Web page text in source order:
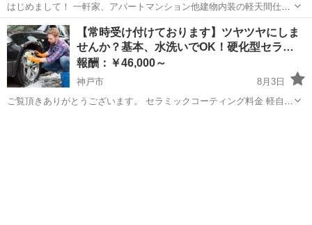
はじめまして！ 一軒家、アパートマンション他建物内装の軽天間仕切
り、各種ボード貼り。和室の土壁の上から、石膏ボード貼るなど他点
検口取り付けなど。 その他お手伝い出来る事ありましたら、お問い合
わせお待ちしてます。
兵庫 加古川市 手伝いたい/助けたい DIY
【常時受け付けております】ツヤツヤにしま
せんか？基本、水洗いでOK！硬化型セラ…
報酬：￥46,000～
神戸市
8月3日
ご覧頂きありがとうございます。 セラミックコーティング料金 軽自動